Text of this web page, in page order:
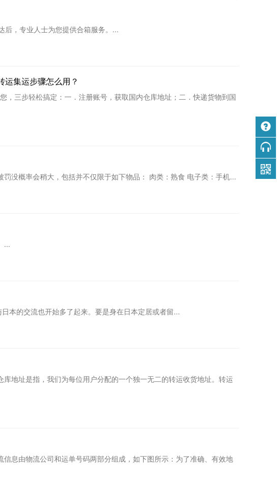
后，专业人士为您提供合箱服务。...
运集运步骤怎么用？
，三步轻松搞定：一．注册账号，获取国内仓库地址；二．快递货物到国
没概率会稍大，包括并不仅限于如下物品： 肉类：熟食 电子类：手机...
...
本的交流也开始多了起来。要是身在日本定居或者留...
地址是指，我们为每位用户分配的一个独一无二的转运收货地址。转运
息由物流公司和运单号码两部分组成，如下图所示：为了准确、有效地